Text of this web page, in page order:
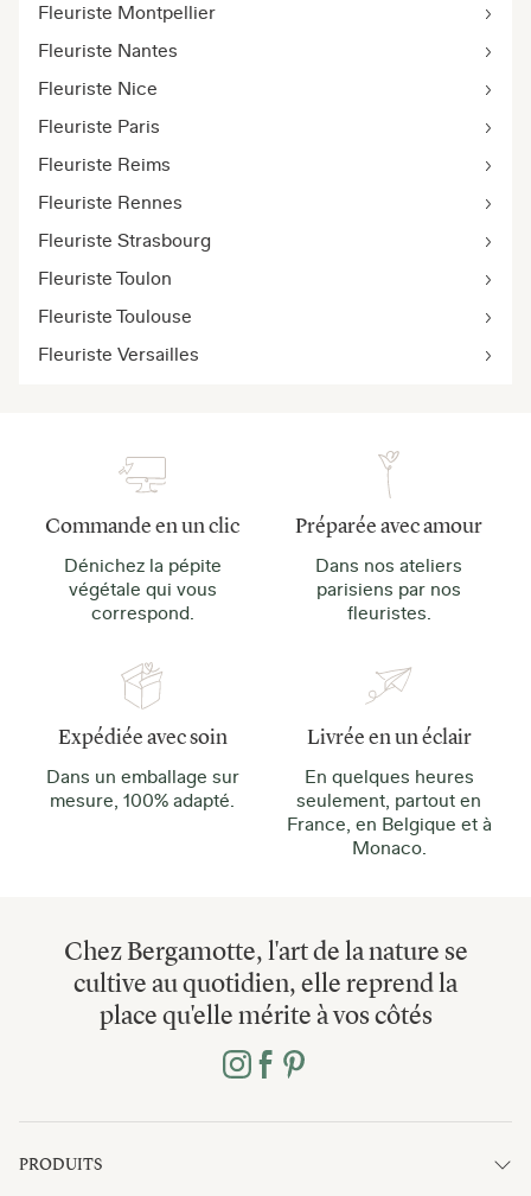
Fleuriste Montpellier
Fleuriste Nantes
Fleuriste Nice
Fleuriste Paris
Fleuriste Reims
Fleuriste Rennes
Fleuriste Strasbourg
Fleuriste Toulon
Fleuriste Toulouse
Fleuriste Versailles
Commande en un clic
Dénichez la pépite
végétale qui vous
correspond.
Préparée avec amour
Dans nos ateliers
parisiens par nos
fleuristes.
Expédiée avec soin
Dans un emballage sur
mesure, 100% adapté.
Livrée en un éclair
En quelques heures
seulement, partout en
France, en Belgique et à
Monaco.
Chez Bergamotte, l'art de la nature se
cultive au quotidien, elle reprend la
place qu'elle mérite à vos côtés
PRODUITS